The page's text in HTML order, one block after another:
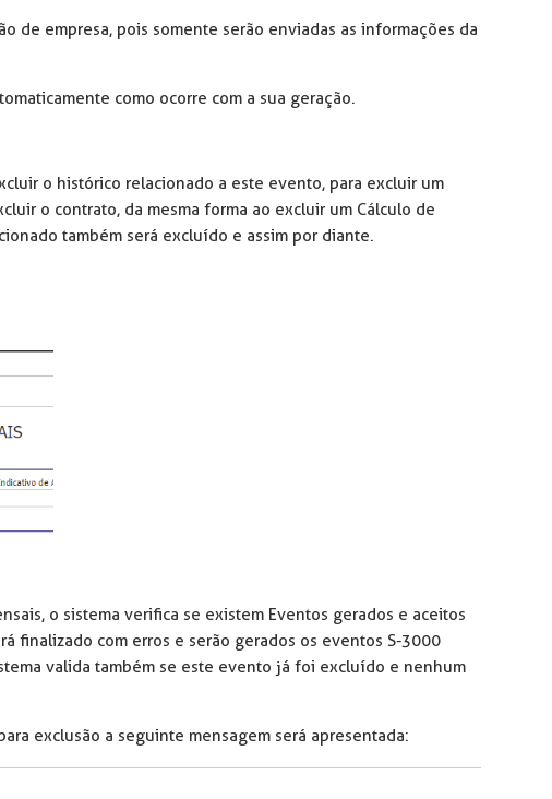
de empresa, pois somente serão enviadas as informações da
como ocorre com a sua geração.
o histórico relacionado a este evento, para excluir um
o contrato, da mesma forma ao excluir um Cálculo de
também será excluído e assim por diante.
o sistema verifica se existem Eventos gerados e aceitos
finalizado com erros e serão gerados os eventos S-3000
valida também se este evento já foi excluído e nenhum
exclusão a seguinte mensagem será apresentada: